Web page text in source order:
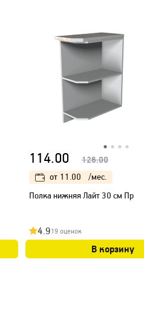
114.00 126.00
от 11.00
/мес.
Полка нижняя Лайт 30 см Пр
4.919 оценок
В корзину